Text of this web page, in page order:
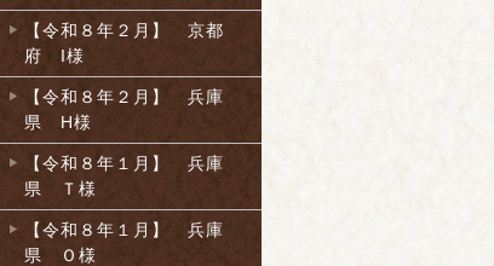
【令和８年２月】 京都
府 I様
【令和８年２月】 兵庫
県 H様
【令和８年１月】 兵庫
県 Ｔ様
【令和８年１月】 兵庫
県 Ｏ様